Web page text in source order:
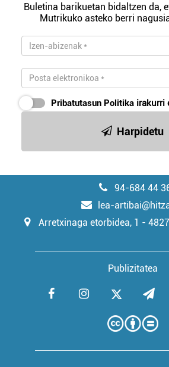
Buletina barikuetan bidaltzen da,
Mutrikuko asteko berri
Pribatutasun Politika irakurri
Harpidetu
94-684 44
lea-
Arretxinaga etorbidea, 1 -
Publizitatea